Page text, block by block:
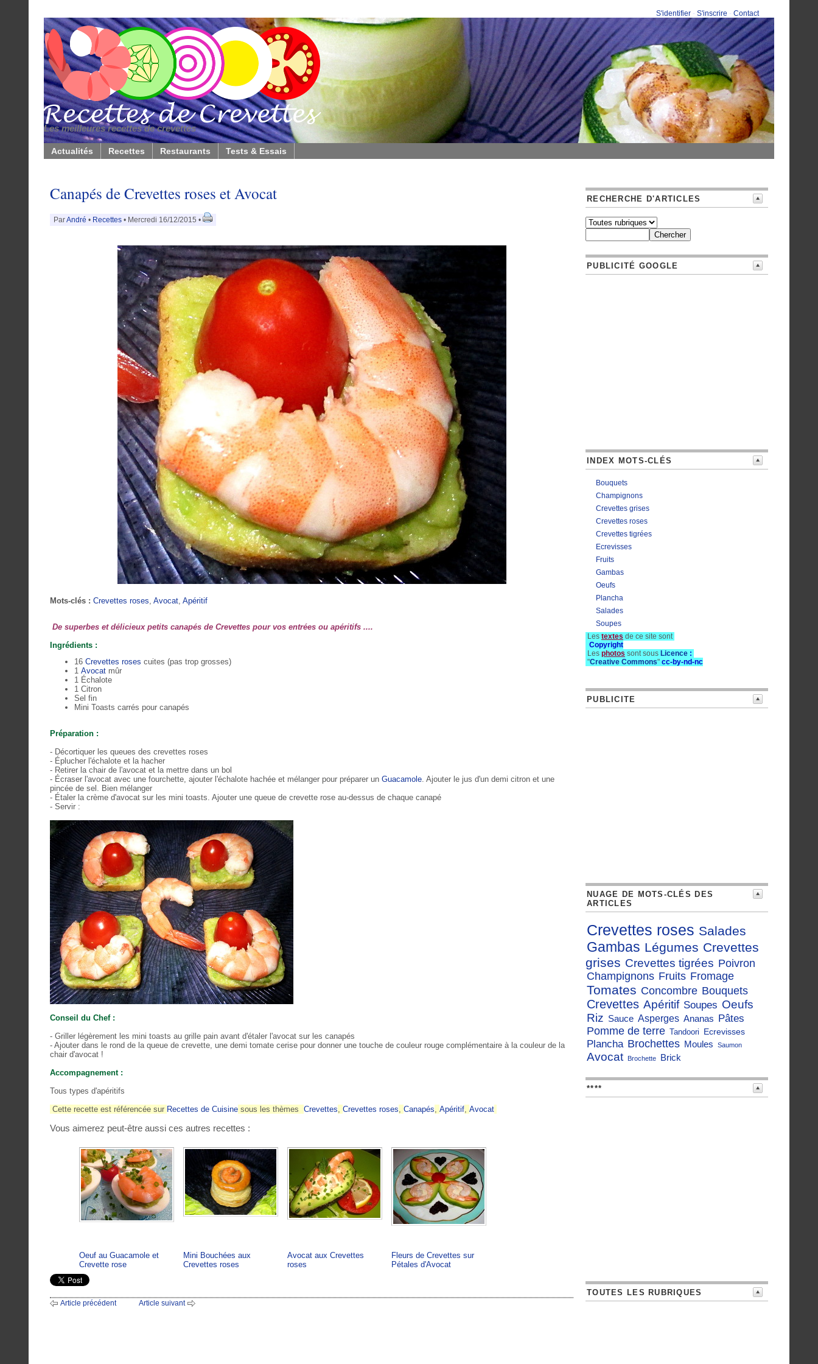
S'identifier - S'inscrire - Contact
Les meilleures recettes de crevettes
Actualités Recettes Restaurants Tests & Essais
Canapés de Crevettes roses et Avocat
ParAndré • Recettes • Mercredi 16/12/2015 •
Mots-clés : Crevettes roses Avocat Apéritif
De superbes et délicieux petits canapés de Crevettes pour vos entrées ou apéritifs ....
Ingrédients :
16 Crevettes roses cuites (pas trop grosses)
1 Avocat mûr
1 Échalote
1 Citron
Sel fin
Mini Toasts carrés pour canapés
Préparation :
- Décortiquer les queues des crevettes roses
- Éplucher l'échalote et la hacher
- Retirer la chair de l'avocat et la mettre dans un bol
- Écraser l'avocat avec une fourchette, ajouter l'échalote hachée et mélanger pour préparer un Guacamole. Ajouter le jus d'un demi citron et une
pincée de sel. Bien mélanger
- Étaler la crème d'avocat sur les mini toasts. Ajouter une queue de crevette rose au-dessus de chaque canapé
- Servir :
Conseil du Chef :
- Griller légèrement les mini toasts au grille pain avant d'étaler l'avocat sur les canapés
- Ajouter dans le rond de la queue de crevette, une demi tomate cerise pour donner une touche de couleur rouge complémentaire à la couleur de la
chair d'avocat !
Accompagnement :
Tous types d'apéritifs
Cette recette est référencée sur Recettes de Cuisine sous les thèmes Crevettes, Crevettes roses, Canapés, Apéritif, Avocat
Vous aimerez peut-être aussi ces autres recettes :
Oeuf au Guacamole et
Crevette rose
Mini Bouchées aux
Crevettes roses
Avocat aux Crevettes
roses
Fleurs de Crevettes sur
Pétales d'Avocat
Article précédent Article suivant
RECHERCHE D'ARTICLES
PUBLICITÉ GOOGLE
INDEX MOTS-CLÉS
Bouquets
Champignons
Crevettes grises
Crevettes roses
Crevettes tigrées
Ecrevisses
Fruits
Gambas
Oeufs
Plancha
Salades
Soupes
Les textes de ce site sont
Copyright
Les photos sont sous Licence :
"Creative Commons" cc-by-nd-nc
PUBLICITE
NUAGE DE MOTS-CLÉS DES
ARTICLES
Crevettes roses Salades
Gambas Légumes Crevettes
grises Crevettes tigrées Poivron
Champignons Fruits Fromage
Tomates Concombre Bouquets
Crevettes Apéritif Soupes Oeufs
Riz Sauce Asperges Ananas Pâtes
Pomme de terre Tandoori Ecrevisses
Plancha Brochettes Moules Saumon
Avocat Brochette Brick
****
TOUTES LES RUBRIQUES